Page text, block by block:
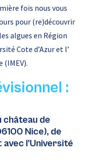
fois nous vous
pour (re)découvrir
algues en Région
Cote d’Azur et l’
:
château de
Nice), de
l’Université